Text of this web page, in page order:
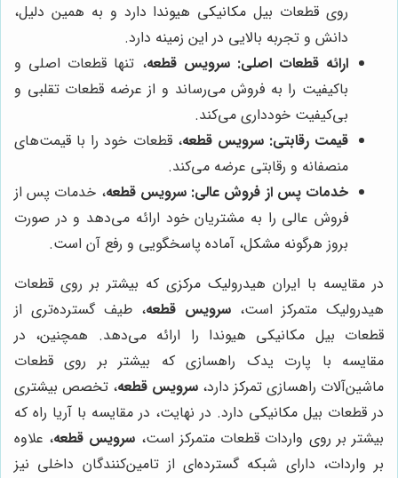
روی قطعات بیل مکانیکی هیوندا دارد و به همین دلیل،
دانش و تجربه بالایی در این زمینه دارد.
ارائه قطعات اصلی: سرویس قطعه، تنها قطعات اصلی و
باکیفیت را به فروش می‌رساند و از عرضه قطعات تقلبی و
بی‌کیفیت خودداری می‌کند.
قیمت رقابتی: سرویس قطعه، قطعات خود را با قیمت‌های
منصفانه و رقابتی عرضه می‌کند.
خدمات پس از فروش عالی: سرویس قطعه، خدمات پس از
فروش عالی را به مشتریان خود ارائه می‌دهد و در صورت
بروز هرگونه مشکل، آماده پاسخگویی و رفع آن است.
در مقایسه با ایران هیدرولیک مرکزی که بیشتر بر روی قطعات
هیدرولیک متمرکز است، سرویس قطعه، طیف گسترده‌تری از
قطعات بیل مکانیکی هیوندا را ارائه می‌دهد. همچنین، در
مقایسه با پارت یدک راهسازی که بیشتر بر روی قطعات
ماشین‌آلات راهسازی تمرکز دارد، سرویس قطعه، تخصص بیشتری
در قطعات بیل مکانیکی دارد. در نهایت، در مقایسه با آریا راه که
بیشتر بر روی واردات قطعات متمرکز است، سرویس قطعه، علاوه
بر واردات، دارای شبکه گسترده‌ای از تامین‌کنندگان داخلی نیز